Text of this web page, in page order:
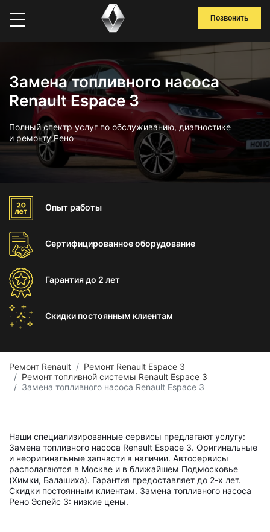
Позвонить
Замена топливного насоса
Renault Espace 3
Полный спектр услуг по обслуживанию, диагностике
и ремонту Рено
Опыт работы
Сертифицированноеоборудование
Гарантиядо 2 лет
Скидки постоянным клиентам
Ремонт Renault
Ремонт Renault Espace 3
Ремонт топливной системы Renault Espace 3
Замена топливного насоса Renault Espace 3
Наши специализированные сервисы предлагают услугу:
Замена топливного насоса Renault Espace 3. Оригинальные
и неоригинальные запчасти в наличии. Автосервисы
располагаются в Москве и в ближайшем Подмосковье
(Химки, Балашиха). Гарантия предоставляет до 2-х лет.
Скидки постоянным клиентам. Замена топливного насоса
Рено Эспейс 3: низкие цены.